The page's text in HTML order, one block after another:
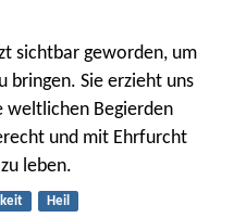
sichtbar geworden, um
bringen. Sie erzieht uns
weltlichen Begierden
und mit Ehrfurcht
leben.
Heil